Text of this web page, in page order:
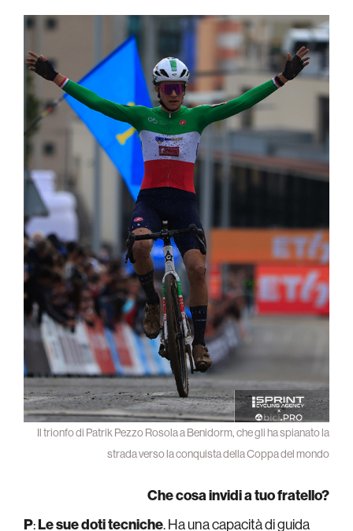
Il trionfo di Patrik Pezzo Rosola a Benidorm, che gli ha spianato la
strada verso la conquista della Coppa del mondo
Che cosa invidi a tuo fratello?
P:Le sue doti tecniche. Ha una capacità di guida